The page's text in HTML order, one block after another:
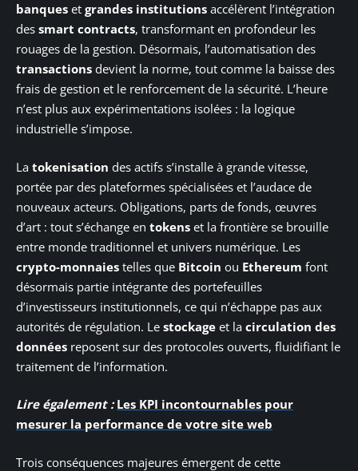
banques et grandes institutions accélèrent l’intégration
des smart contracts, transformant en profondeur les
rouages de la gestion. Désormais, l’automatisation des
transactions devient la norme, tout comme la baisse des
frais de gestion et le renforcement de la sécurité. L’heure
n’est plus aux expérimentations isolées : la logique
industrielle s’impose.
La tokenisation des actifs s’installe à grande vitesse,
portée par des plateformes spécialisées et l’audace de
nouveaux acteurs. Obligations, parts de fonds, œuvres
d’art : tout s’échange en tokens et la frontière se brouille
entre monde traditionnel et univers numérique. Les
crypto-monnaies telles que Bitcoin ou Ethereum font
désormais partie intégrante des portefeuilles
d’investisseurs institutionnels, ce qui n’échappe pas aux
autorités de régulation. Le stockage et la circulation des
données reposent sur des protocoles ouverts, fluidifiant le
traitement de l’information.
Lire également : Les KPI incontournables pour
mesurer la performance de votre site web
Trois conséquences majeures émergent de cette